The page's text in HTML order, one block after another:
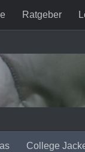
Ratgeber
College